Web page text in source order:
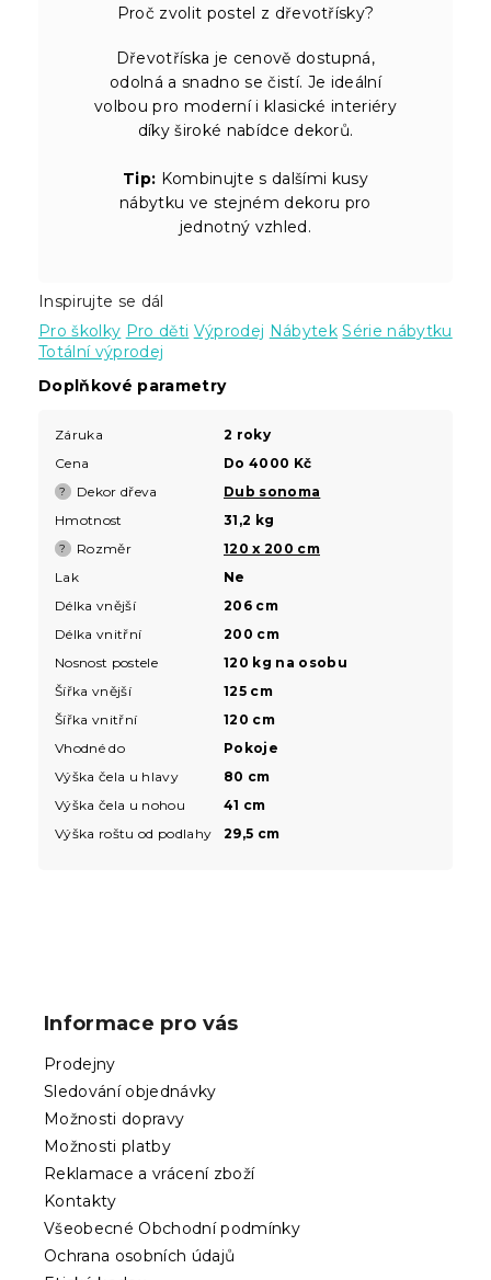
Proč zvolit postel z dřevotřísky?
Dřevotříska je cenově dostupná,
odolná a snadno se čistí. Je ideální
volbou pro moderní i klasické interiéry
díky široké nabídce dekorů.
Tip: Kombinujte s dalšími kusy
nábytku ve stejném dekoru pro
jednotný vzhled.
Inspirujte se dál
Pro školky Pro děti Výprodej Nábytek Série nábytku
Totální výprodej
Doplňkové parametry
Záruka
2 roky
Cena
Do 4000 Kč
? Dekor dřeva
Dub sonoma
Hmotnost
31,2 kg
? Rozměr
120 x 200 cm
Lak
Ne
Délka vnější
206 cm
Délka vnitřní
200 cm
Nosnost postele
120 kg na osobu
Šířka vnější
125 cm
Šířka vnitřní
120 cm
Vhodné do
Pokoje
Výška čela u hlavy
80 cm
Výška čela u nohou
41 cm
Výška roštu od podlahy
29,5 cm
Informace pro vás
Prodejny
Sledování objednávky
Možnosti dopravy
Možnosti platby
Reklamace a vrácení zboží
Kontakty
Všeobecné Obchodní podmínky
Ochrana osobních údajů